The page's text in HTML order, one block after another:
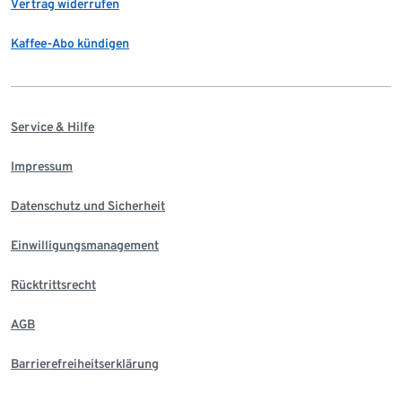
Vertrag widerrufen
Kaffee-Abo kündigen
Service & Hilfe
Impressum
Datenschutz und Sicherheit
Einwilligungsmanagement
Rücktrittsrecht
AGB
Barrierefreiheitserklärung